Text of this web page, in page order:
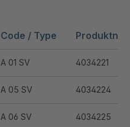
Code / Type
A 01 SV 4034221
A 05 SV 4034224
A 06 SV 4034225